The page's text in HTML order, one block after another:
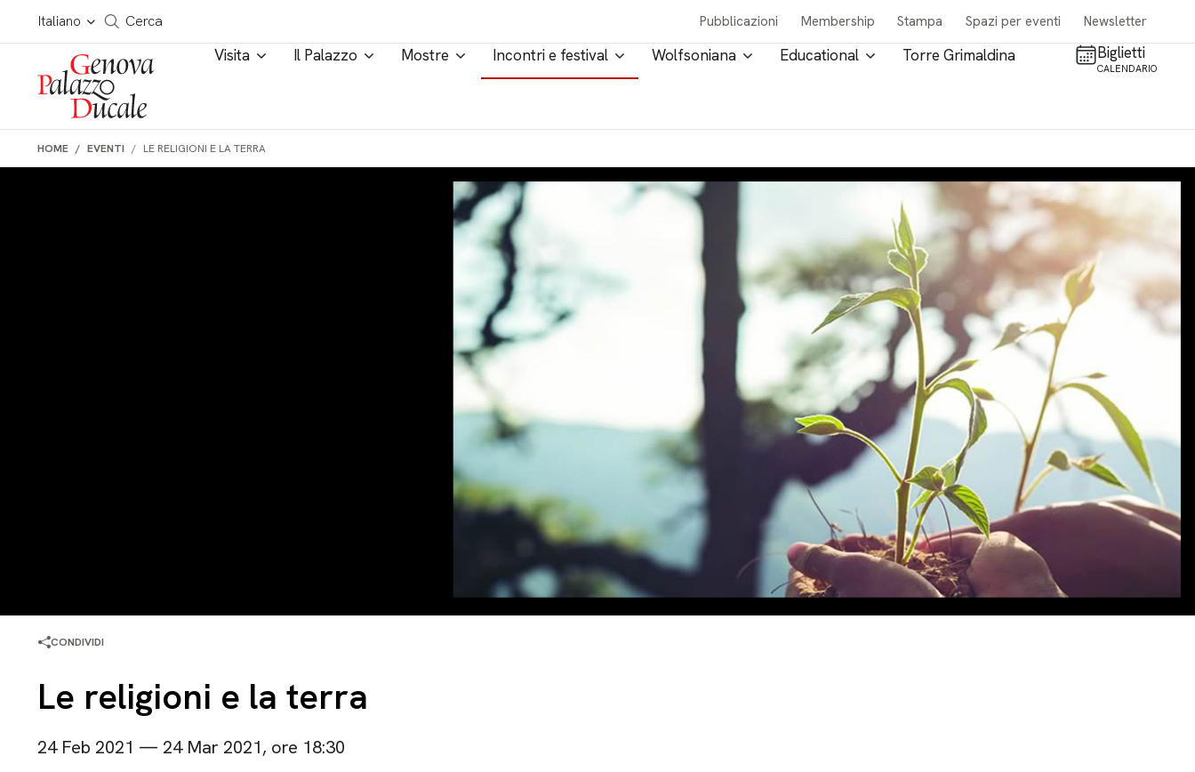
Salta al contenuto
Italiano
Cerca in tutto il sito
Cerca Pubblicazioni Membership Stampa Spazi per eventi Newsletter
Visita Il Palazzo Mostre Incontri e festival Wolfsoniana Educational Torre Grimaldina Biglietti
CALENDARIO
HOME EVENTI LE RELIGIONI E LA TERRA
CONDIVIDI
Le religioni e la terra
24 Feb 2021 — 24 Mar 2021, ore 18:30